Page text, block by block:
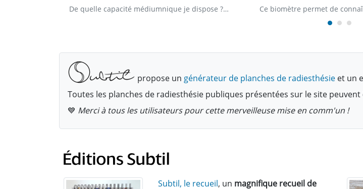
De quelle capacité médiumnique je dispose ? De quel "Claire" capacité je dispose ? Quelle est ma première capacité médiumnique ?
propose un générateur de planches de radiesthésie et un
Toutes les planches de radiesthésie publiques présentées sur le site
💙 Merci à tous les utilisateurs pour cette merveilleuse mise en comm'un !
Subtil, le recueil, un magnifique recueil de